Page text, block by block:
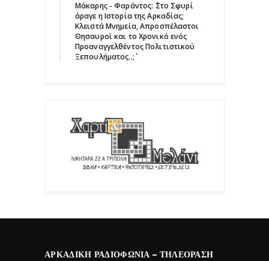
Μάκαρης - Φαράντος: ΄΄Στο Σφυρί
άραγε η Ιστορία της Αρκαδίας;
Κλειστά Μνημεία, Απροσπέλαστοι
Θησαυροί και το Χρονικό ενός
Προαναγγελθέντος Πολιτιστικού
Ξεπουλήματος..;΄΄
ΑΡΚΑΔΙΚΉ ΡΑΔΙΟΦΩΝΊΑ – ΤΗΛΕΌΡΑΣΗ